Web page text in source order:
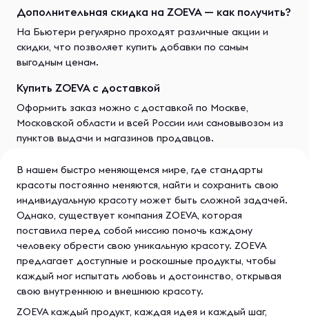
Дополнительная скидка на ZOEVA — как получить?
На Бьютери регулярно проходят различные акции и
скидки, что позволяет купить добавки по самым
выгодным ценам.
Купить ZOEVA с доставкой
Оформить заказ можно с доставкой по Москве,
Московской области и всей России или самовывозом из
пунктов выдачи и магазинов продавцов.
В нашем быстро меняющемся мире, где стандарты
красоты постоянно меняются, найти и сохранить свою
индивидуальную красоту может быть сложной задачей.
Однако, существует компания ZOEVA, которая
поставила перед собой миссию помочь каждому
человеку обрести свою уникальную красоту. ZOEVA
предлагает доступные и роскошные продукты, чтобы
каждый мог испытать любовь и достоинство, открывая
свою внутреннюю и внешнюю красоту.
ZOEVA каждый продукт, каждая идея и каждый шаг,